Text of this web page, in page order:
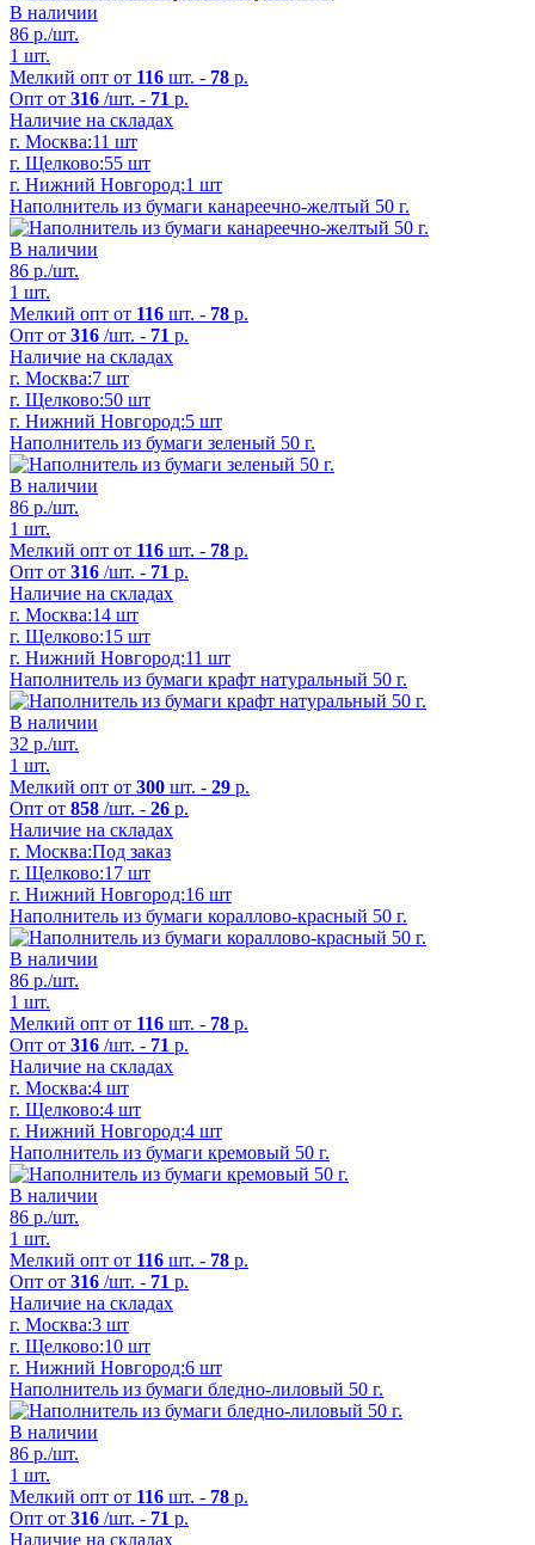
В наличии
86 р./шт.
1 шт.
Мелкий опт от 116 шт. - 78 р.
Опт от 316 /шт. - 71 р.
Наличие на складах
г. Москва:11 шт
г. Щелково:55 шт
г. Нижний Новгород:1 шт
Наполнитель из бумаги канареечно-желтый 50 г.
В наличии
86 р./шт.
1 шт.
Мелкий опт от 116 шт. - 78 р.
Опт от 316 /шт. - 71 р.
Наличие на складах
г. Москва:7 шт
г. Щелково:50 шт
г. Нижний Новгород:5 шт
Наполнитель из бумаги зеленый 50 г.
В наличии
86 р./шт.
1 шт.
Мелкий опт от 116 шт. - 78 р.
Опт от 316 /шт. - 71 р.
Наличие на складах
г. Москва:14 шт
г. Щелково:15 шт
г. Нижний Новгород:11 шт
Наполнитель из бумаги крафт натуральный 50 г.
В наличии
32 р./шт.
1 шт.
Мелкий опт от 300 шт. - 29 р.
Опт от 858 /шт. - 26 р.
Наличие на складах
г. Москва:Под заказ
г. Щелково:17 шт
г. Нижний Новгород:16 шт
Наполнитель из бумаги кораллово-красный 50 г.
В наличии
86 р./шт.
1 шт.
Мелкий опт от 116 шт. - 78 р.
Опт от 316 /шт. - 71 р.
Наличие на складах
г. Москва:4 шт
г. Щелково:4 шт
г. Нижний Новгород:4 шт
Наполнитель из бумаги кремовый 50 г.
В наличии
86 р./шт.
1 шт.
Мелкий опт от 116 шт. - 78 р.
Опт от 316 /шт. - 71 р.
Наличие на складах
г. Москва:3 шт
г. Щелково:10 шт
г. Нижний Новгород:6 шт
Наполнитель из бумаги бледно-лиловый 50 г.
В наличии
86 р./шт.
1 шт.
Мелкий опт от 116 шт. - 78 р.
Опт от 316 /шт. - 71 р.
Наличие на складах